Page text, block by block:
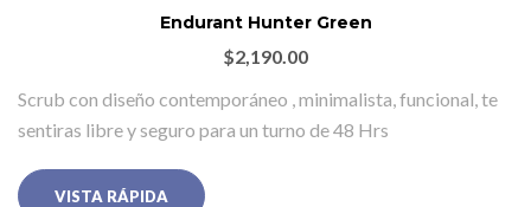
Endurant Hunter Green
$2,190.00
Scrub con diseño contemporáneo , minimalista, funcional, te
sentiras libre y seguro para un turno de 48 Hrs
VISTA RÁPIDA